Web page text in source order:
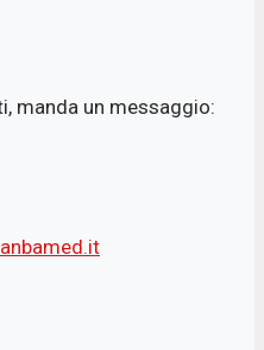
manda un messaggio: